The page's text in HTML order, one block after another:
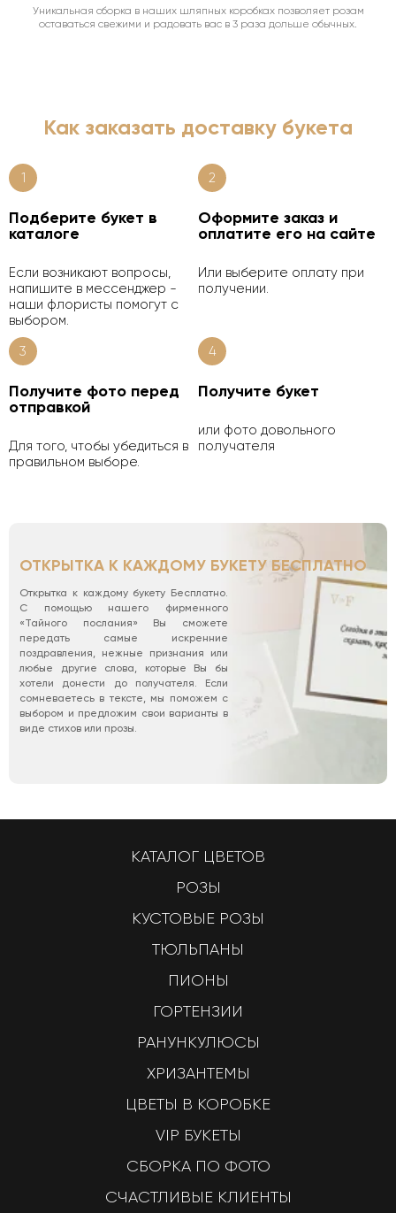
Уникальная сборка в наших шляпных коробках позволяет розам
оставаться свежими и радовать вас в 3 раза дольше обычных.
Как заказать доставку букета
1
Подберите букет в
каталоге
Если возникают вопросы,
напишите в мессенджер -
наши флористы помогут с
выбором.
2
Оформите заказ и
оплатите его на сайте
Или выберите оплату при
получении.
3
Получите фото перед
отправкой
Для того, чтобы убедиться в
правильном выборе.
4
Получите букет
или фото довольного
получателя
ОТКРЫТКА К КАЖДОМУ БУКЕТУ БЕСПЛАТНО
Открытка к каждому букету Бесплатно.
С помощью нашего фирменного
«Тайного послания» Вы сможете
передать самые искренние
поздравления, нежные признания или
любые другие слова, которые Вы бы
хотели донести до получателя. Если
сомневаетесь в тексте, мы поможем с
выбором и предложим свои варианты в
виде стихов или прозы.
КАТАЛОГ ЦВЕТОВ
РОЗЫ
КУСТОВЫЕ РОЗЫ
ТЮЛЬПАНЫ
ПИОНЫ
ГОРТЕНЗИИ
РАНУНКУЛЮСЫ
ХРИЗАНТЕМЫ
ЦВЕТЫ В КОРОБКЕ
VIP БУКЕТЫ
СБОРКА ПО ФОТО
СЧАСТЛИВЫЕ КЛИЕНТЫ